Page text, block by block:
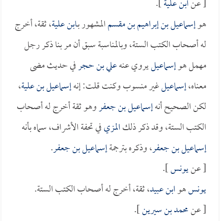
[ عنابن علية].
هوإسماعيل بن إبراهيم بن مقسمالمشهور بـابن علية، ثقة، أخرج
له أصحاب الكتب الستة، وبالمناسبة سبق أن مر بنا ذكر رجل
مهمل هوإسماعيليروي عنهعلي بن حجرفي حديث مضى
معناه،إسماعيلغير منسوب وكنت قلت: إنهإسماعيل بن علية،
لكن الصحيح أنهإسماعيل بن جعفروهو ثقة أخرج له أصحاب
الكتب الستة، وقد ذكر ذلكالمزيفي تحفة الأشراف، سماه بأنه
إسماعيل بن جعفر، وذكره بترجمةإسماعيل بن جعفر.
[ عنيونس].
يونسهوابن عبيد، ثقة، أخرج له أصحاب الكتب الستة.
[ عنمحمد بن سيرين].